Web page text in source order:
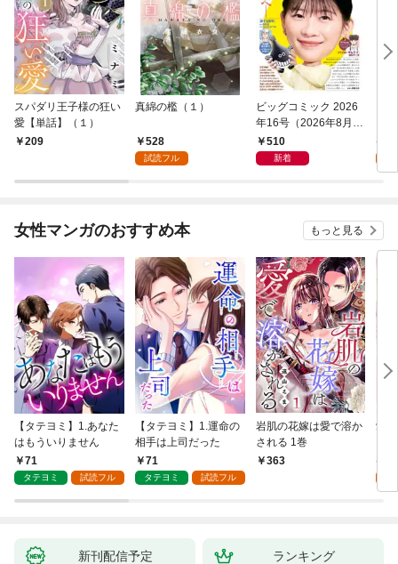
スパダリ王子様の狂い
愛【単話】（１）
209
真綿の檻（１）
528
試読フル
ビッグコミック 2026
年16号（2026年8月7
日発売）
510
新着
女性マンガのおすすめ本 もっと見る
【タテヨミ】1.あなた
はもういりません
71
タテヨミ 試読フル
【タテヨミ】1.運命の
相手は上司だった
71
タテヨミ 試読フル
岩肌の花嫁は愛で溶か
される 1巻
363
愛
新刊配信予定 ランキング